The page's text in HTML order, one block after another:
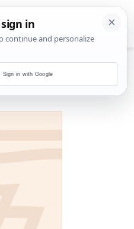
Sign in with Google